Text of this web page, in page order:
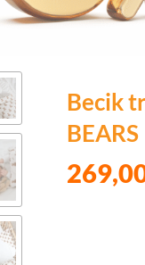
Becik
BEARS